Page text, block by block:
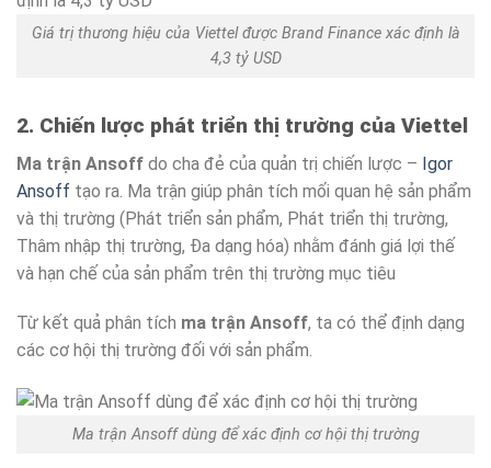
Giá trị thương hiệu của Viettel được Brand Finance xác định là
4,3 tỷ USD
2. Chiến lược phát triển thị trường của Viettel
Ma trận Ansoff do cha đẻ của quản trị chiến lược – Igor
Ansoff tạo ra. Ma trận giúp phân tích mối quan hệ sản phẩm
và thị trường (Phát triển sản phẩm, Phát triển thị trường,
Thâm nhập thị trường, Đa dạng hóa) nhằm đánh giá lợi thế
và hạn chế của sản phẩm trên thị trường mục tiêu
Từ kết quả phân tích ma trận Ansoff, ta có thể định dạng
các cơ hội thị trường đối với sản phẩm.
Ma trận Ansoff dùng để xác định cơ hội thị trường